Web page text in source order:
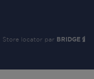
Store locator par BRIDGE